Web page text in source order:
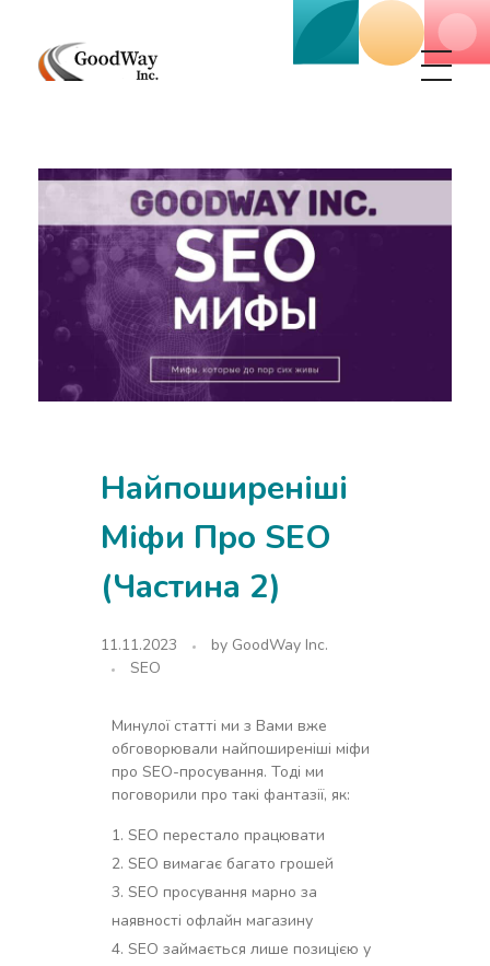
Найпоширеніші
Міфи Про SEO
(Частина 2)
11.11.2023 by GoodWay Inc.
SEO
Минулої статті ми з Вами вже
обговорювали найпоширеніші міфи
про SEO-просування. Тоді ми
поговорили про такі фантазії, як:
SEO перестало працювати
SEO вимагає багато грошей
SEO просування марно за
наявності офлайн магазину
SEO займається лише позицією у